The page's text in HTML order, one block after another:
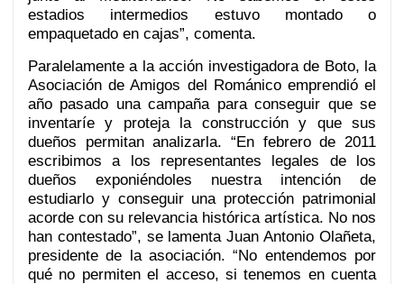
estadios intermedios estuvo montado o
empaquetado en cajas”, comenta.
Paralelamente a la acción investigadora de Boto, la
Asociación de Amigos del Románico emprendió el
año pasado una campaña para conseguir que se
inventaríe y proteja la construcción y que sus
dueños permitan analizarla. “En febrero de 2011
escribimos a los representantes legales de los
dueños exponiéndoles nuestra intención de
estudiarlo y conseguir una protección patrimonial
acorde con su relevancia histórica artística. No nos
han contestado”, se lamenta Juan Antonio Olañeta,
presidente de la asociación. “No entendemos por
qué no permiten el acceso, si tenemos en cuenta